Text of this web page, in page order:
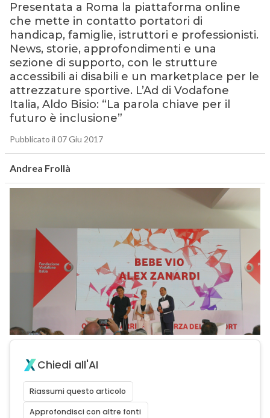
Presentata a Roma la piattaforma online
che mette in contatto portatori di
handicap, famiglie, istruttori e professionisti.
News, storie, approfondimenti e una
sezione di supporto, con le strutture
accessibili ai disabili e un marketplace per le
attrezzature sportive. L’Ad di Vodafone
Italia, Aldo Bisio: “La parola chiave per il
futuro è inclusione”
Pubblicato il 07 Giu 2017
Andrea Frollà
Chiedi all'AI
Riassumi questo articolo
Approfondisci con altre fonti